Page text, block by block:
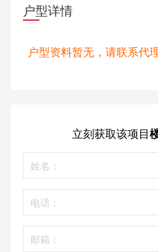
户型详情
户型资料暂无，请联系代
立刻获取该项目